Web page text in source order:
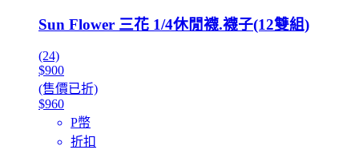
Sun Flower 三花 1/4休閒襪.襪子(12雙組)
(24)
$900
(售價已折)
$960
P幣
折扣